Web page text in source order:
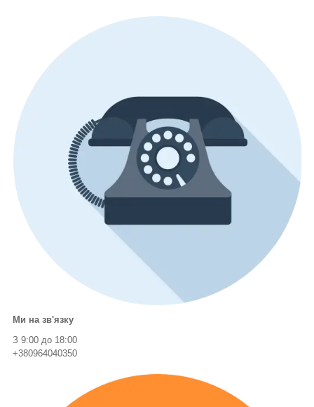
Ми на зв'язку
З 9:00 до 18:00
+380964040350